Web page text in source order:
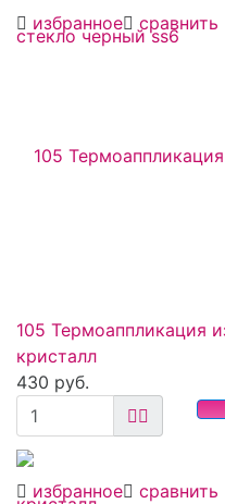
избранное сравнить
избранное сравнить
105 Термоаппликация
кристалл
430 руб.